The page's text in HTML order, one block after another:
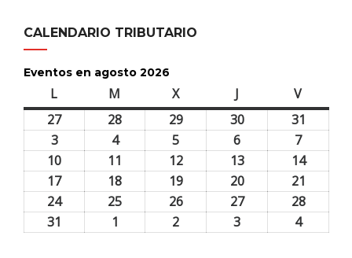
CALENDARIO TRIBUTARIO
Eventos en agosto 2026
L M Xmiércoles J Vviernes
2727
28 2929
2026
3030
2026
31
2026
33
agosto,
2026
44
agosto,
2026
5
agosto,
2026
6
agosto,
2026
77
agosto,
2026
10
agosto,
2026
11 1212
agosto,
2026
1313
agosto,
2026
1414
2026
1717
agosto,
18 1919
agosto,
2020
agosto,
21
agosto,
2424
25 2626
2727
2828
31 1 2 3 44